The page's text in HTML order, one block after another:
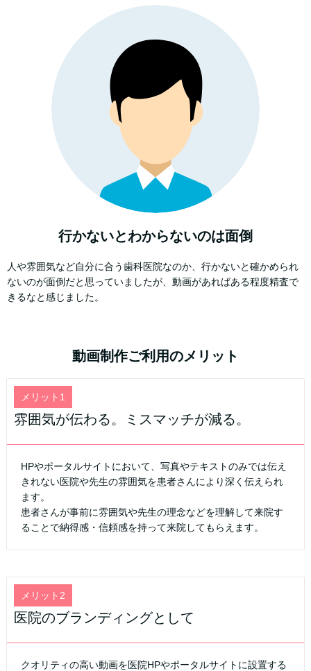
行かないとわからないのは面倒
人や雰囲気など自分に合う歯科医院なのか、行かないと確かめられ
ないのが面倒だと思っていましたが、動画があればある程度精査で
きるなと感じました。
動画制作ご利用のメリット
メリット1
雰囲気が伝わる。ミスマッチが減る。
HPやポータルサイトにおいて、写真やテキストのみでは伝え
きれない医院や先生の雰囲気を患者さんにより深く伝えられ
ます。
患者さんが事前に雰囲気や先生の理念などを理解して来院す
ることで納得感・信頼感を持って来院してもらえます。
メリット2
医院のブランディングとして
クオリティの高い動画を医院HPやポータルサイトに設置する